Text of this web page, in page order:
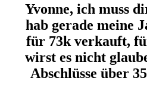
Yvonne, ich muss
hab gerade meine
für 73k verkauft,
wirst es nicht
Abschlüsse über